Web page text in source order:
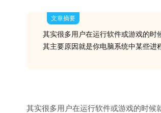
文章摘要
其实很多用户在运行软件或游戏的时
其主要原因就是你电脑系统中某些进
其实很多用户在运行软件或游戏的时候